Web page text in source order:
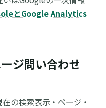
とGoogle Analytics
ジ問い合わせ
の検索表示・ページ・